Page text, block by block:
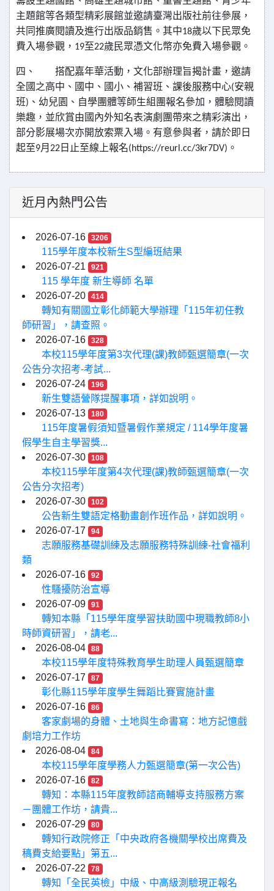
主題館等各類型精彩展館並邀請臺灣出版社前往參展，
共同推廣閱讀及進行出版品銷售。其中18歲以下民眾免
費入場參觀， 19至22歲民眾憑文化幣亦免費入場參觀。
四、
搭配嘉年華活動，文化部辦理旨揭計畫，邀請
全國之高中、國中、國小、補習班、課後服務中心(安親
班) 、幼兒園、自學團體等師生組團報名參加，體驗閱讀
樂趣，並欣賞由國內外知名表演劇團帶來之精彩演出，
部分影展場次亦開放索票入場。有意參與者，請於即日
起至9月 22 日止至線上報名(https://reurl.cc/3kr7DV) 。
近月內熱門公告
2026-07-16 3206
115學年度本校新生S型編班結果
2026-07-21
921
115 學年度 新生導師 名單
2026-07-20
414
轉知有關國立彰化師範大學辦理「115年初任教
師研習」，請查照。
2026-07-16
328
本校115學年度第3次代理(課)教師甄選簡章(一次
公告分次招考-考試...
2026-07-24
196
新生雙語營隊提醒事項，詳如說明。
2026-07-13
180
115年度暑假須知暨暑假作業規定 / 114學年度暑
假學生自主學習獎...
2026-07-30
108
本校115學年度第4次代理(課)教師甄選簡章(一次
公告分次招考)
2026-07-30
102
公告新生雙語定格動畫創作班作品，詳如說明。
2026-07-17
94
志願服務基礎訓練及志願服務特殊訓練-社會福利
類
2026-07-16
92
性騷擾防治宣導
2026-07-09
91
轉知本縣「115學年度學習扶助國中現職教師8小
時師資研習」，請老...
2026-08-04
88
本校115學年度特殊教育學生助理人員甄選簡章
2026-07-17
87
彰化縣115學年度學生舞蹈比賽實施計畫
2026-07-16
86
客家劇場的身體、土地與生命書寫：地方記憶戲
劇培力工作坊
2026-08-04
84
本校115學年度學務人力甄選簡章(第一次公告)
2026-07-16
82
轉知：本縣115年度教師諮商輔導支持服務方案
－團體工作坊，請貴...
2026-07-29
80
轉知行政院修正「中央政府各機關學校出席費及
稿費支給要點」第五...
2026-07-22
78
轉知「全民英檢」中級、中高級測驗現正報名